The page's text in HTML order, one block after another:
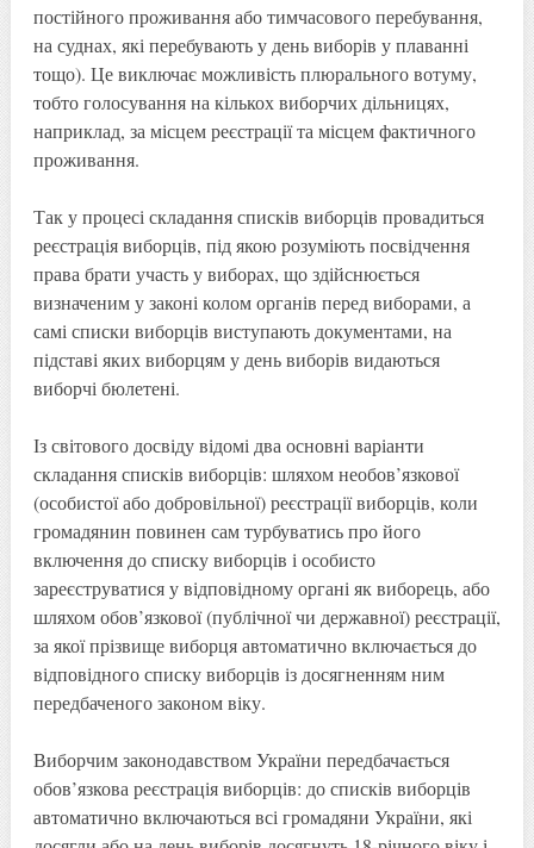
постійного проживання або тимчасового перебування,
на суднах, які перебувають у день виборів у плаванні
тощо). Це виключає можливість плюрального вотуму,
тобто голосування на кількох виборчих дільницях,
наприклад, за місцем реєстрації та місцем фактичного
проживання.
Так у процесі складання списків виборців провадиться
реєстрація виборців, під якою розуміють посвідчення
права брати участь у виборах, що здійснюється
визначеним у законі колом органів перед виборами, а
самі списки виборців виступають документами, на
підставі яких виборцям у день виборів видаються
виборчі бюлетені.
Із світового досвіду відомі два основні варіанти
складання списків виборців: шляхом необов’язкової
(особистої або добровільної) реєстрації виборців, коли
громадянин повинен сам турбуватись про його
включення до списку виборців і особисто
зареєструватися у відповідному органі як виборець, або
шляхом обов’язкової (публічної чи державної) реєстрації,
за якої прізвище виборця автоматично включається до
відповідного списку виборців із досягненням ним
передбаченого законом віку.
Виборчим законодавством України передбачається
обов’язкова реєстрація виборців: до списків виборців
автоматично включаються всі громадяни України, які